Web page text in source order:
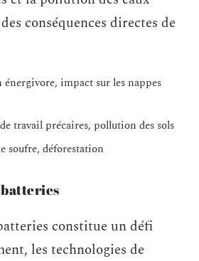
conséquences directes de
impact sur les nappes
travail précaires, pollution des sols
soufre, déforestation
batteries
constitue un défi
les technologies de